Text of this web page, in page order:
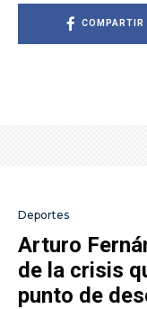
COMPARTIR
Deportes
Arturo
de la crisis
punto de